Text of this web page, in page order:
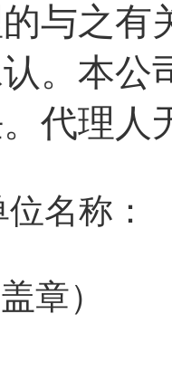
与之有
。本公
代理人
名称：
盖章）